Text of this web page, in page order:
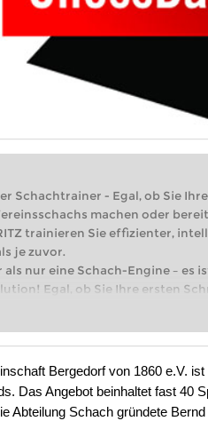
Schachtrainer - Egal, ob Sie
machen oder
trainieren Sie effizienter,
je zuvor.
als nur eine Schach-Engine – es
Egal, ob Sie Ihre ersten
machen oder bereits auf
Bergedorf von 1860 e.V.
Das Angebot beinhaltet fast 40
Abteilung Schach gründete